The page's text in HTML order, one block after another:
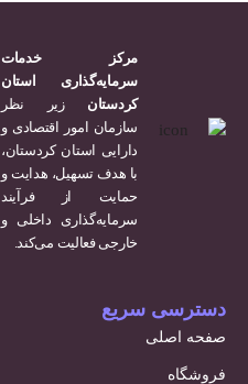
مرکز خدمات
سرمایه‌گذاری استان
کردستانزیر نظر
سازمان امور اقتصادی و
دارایی استان کردستان،
با هدف تسهیل، هدایت و
حمایت از فرآیند
سرمایه‌گذاری داخلی و
خارجی فعالیت می‌کند.
دسترسی سریع
صفحه اصلی
فروشگاه